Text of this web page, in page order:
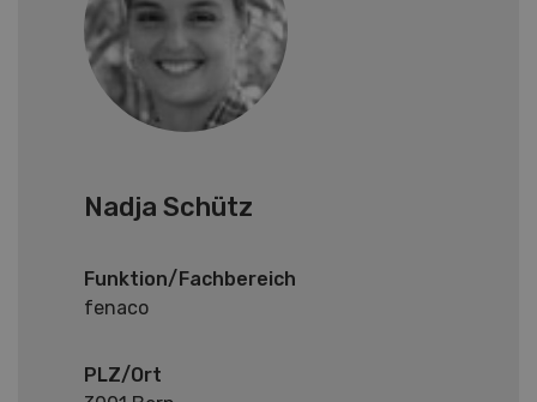
Nadja Schütz
Funktion/Fachbereich
fenaco
PLZ/Ort